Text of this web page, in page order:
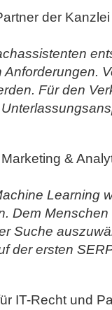
der
Für den
&
Learning
Dem
Suche
der ersten
IT-Recht und